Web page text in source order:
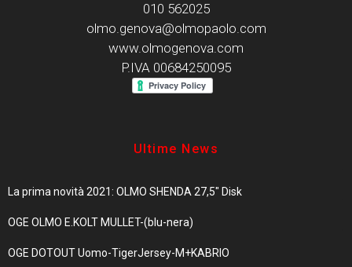
010 562025
olmo.genova@olmopaolo.com
www.olmogenova.com
P.IVA 00684250095
Ultime News
La prima novità 2021: OLMO SHENDA 27,5″ Disk
OGE OLMO E.KOLT MULLET-(blu-nera)
OGE DOTOUT Uomo-TigerJersey-M+KABRIO